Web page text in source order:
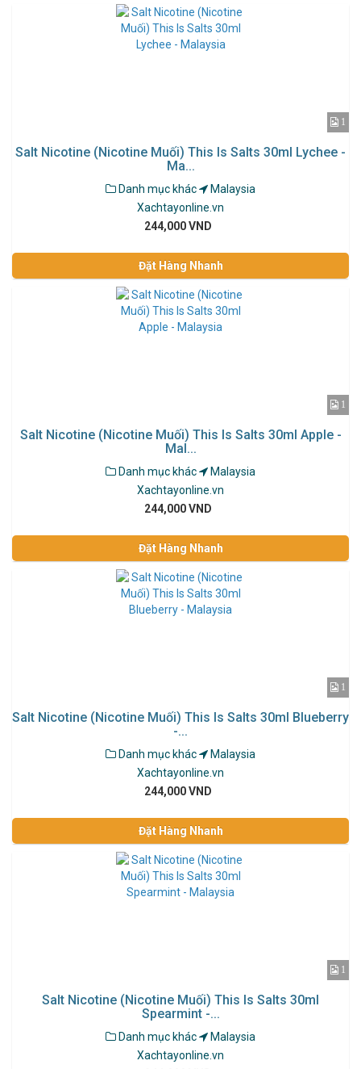
1
Salt Nicotine (Nicotine Muối) This Is Salts 30ml Lychee -
Ma...
Danh mục khác
Malaysia
Xachtayonline.vn
244,000 VND
Đặt Hàng Nhanh
1
Salt Nicotine (Nicotine Muối) This Is Salts 30ml Apple -
Mal...
Danh mục khác
Malaysia
Xachtayonline.vn
244,000 VND
Đặt Hàng Nhanh
1
Salt Nicotine (Nicotine Muối) This Is Salts 30ml Blueberry
-...
Danh mục khác
Malaysia
Xachtayonline.vn
244,000 VND
Đặt Hàng Nhanh
1
Salt Nicotine (Nicotine Muối) This Is Salts 30ml
Spearmint -...
Danh mục khác
Malaysia
Xachtayonline.vn